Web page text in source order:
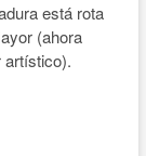
está rota
(ahora
artístico).